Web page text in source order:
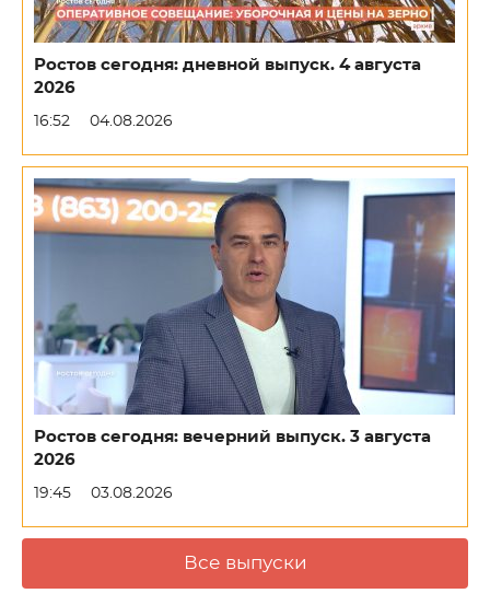
Ростов сегодня: дневной выпуск. 4 августа
2026
16:52 04.08.2026
Ростов сегодня: вечерний выпуск. 3 августа
2026
19:45 03.08.2026
Все выпуски